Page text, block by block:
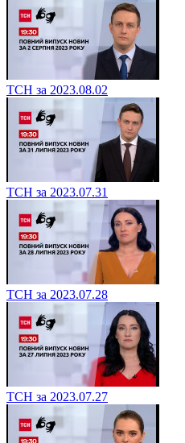
ТСН за 2023.08.02
ТСН за 2023.07.31
ТСН за 2023.07.28
ТСН за 2023.07.27